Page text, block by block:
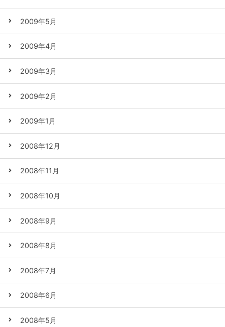
2009年5月
2009年4月
2009年3月
2009年2月
2009年1月
2008年12月
2008年11月
2008年10月
2008年9月
2008年8月
2008年7月
2008年6月
2008年5月